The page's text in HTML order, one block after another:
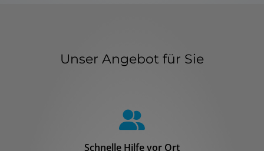
Unser Angebot für Sie
Schnelle Hilfe vor Ort